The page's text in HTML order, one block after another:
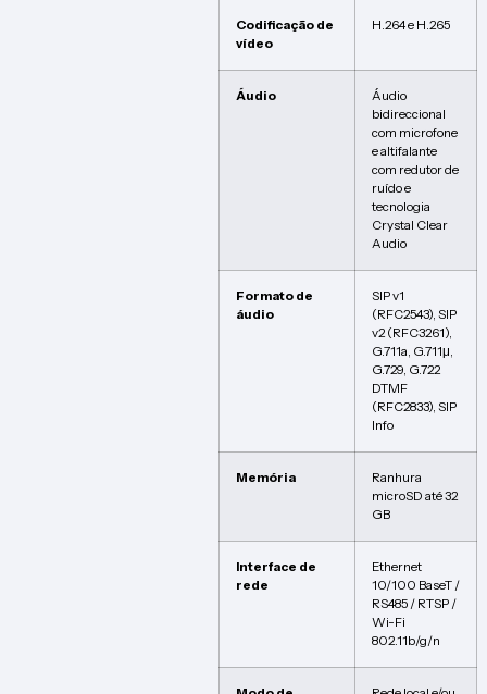
Codificação de
vídeo
H.264 e H.265
Áudio
Áudio
bidireccional
com microfone
e altifalante
com redutor de
ruído e
tecnologia
Crystal Clear
Audio
Formato de
áudio
SIP v1
(RFC2543), SIP
v2 (RFC3261),
G.711a, G.711μ,
G.729, G.722
DTMF
(RFC2833), SIP
Info
Memória
Ranhura
microSD até 32
GB
Interface de
rede
Ethernet
10/100 BaseT /
RS485 / RTSP /
Wi-Fi
802.11b/g/n